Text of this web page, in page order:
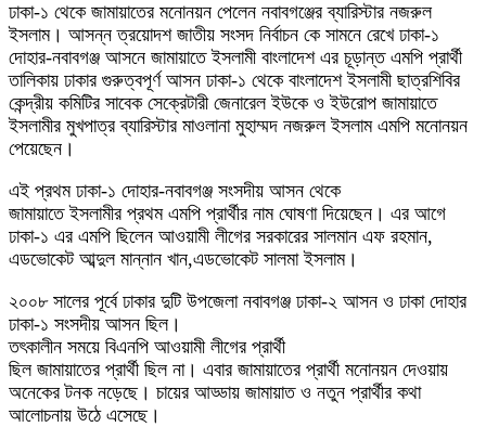
ঢাকা-১ থেকে জামায়াতের মনোনয়ন পেলেন নবাবগঞ্জের ব্যারিস্টার নজরুল
ইসলাম। আসন্ন ত্রয়োদশ জাতীয় সংসদ নির্বাচন কে সামনে রেখে ঢাকা-১
দোহার-নবাবগঞ্জ আসনে জামায়াতে ইসলামী বাংলাদেশ এর চূড়ান্ত এমপি প্রার্থী
তালিকায় ঢাকার গুরুত্বপূর্ণ আসন ঢাকা-১ থেকে বাংলাদেশ ইসলামী ছাত্রশিবির
কেন্দ্রীয় কমিটির সাবেক সেক্রেটারী জেনারেল ইউকে ও ইউরোপ জামায়াতে
ইসলামীর মুখপাত্র ব্যারিস্টার মাওলানা মুহাম্মদ নজরুল ইসলাম এমপি মনোনয়ন
পেয়েছেন।
এই প্রথম ঢাকা-১ দোহার-নবাবগঞ্জ সংসদীয় আসন থেকে
জামায়াতে ইসলামীর প্রথম এমপি প্রার্থীর নাম ঘোষণা দিয়েছেন। এর আগে
ঢাকা-১ এর এমপি ছিলেন আওয়ামী লীগের সরকারের সালমান এফ রহমান,
এডভোকেট আব্দুল মান্নান খান,এডভোকেট সালমা ইসলাম।
২০০৮ সালের পূর্বে ঢাকার দুটি উপজেলা নবাবগঞ্জ ঢাকা-২ আসন ও ঢাকা দোহার
ঢাকা-১ সংসদীয় আসন ছিল।
তৎকালীন সময়ে বিএনপি আওয়ামী লীগের প্রার্থী
ছিল জামায়াতের প্রার্থী ছিল না। এবার জামায়াতের প্রার্থী মনোনয়ন দেওয়ায়
অনেকের টনক নড়েছে। চায়ের আড্ডায় জামায়াত ও নতুন প্রার্থীর কথা
আলোচনায় উঠে এসেছে।